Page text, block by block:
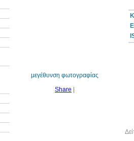
μεγέθυνση φωτογραφίας
Share